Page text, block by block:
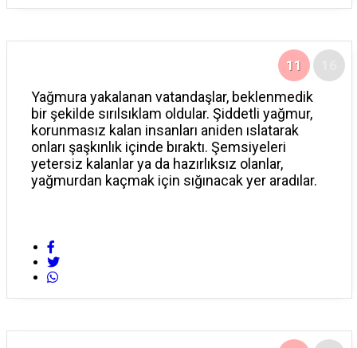
11
Yağmura yakalanan vatandaşlar, beklenmedik
bir şekilde sırılsıklam oldular. Şiddetli yağmur,
korunmasız kalan insanları aniden ıslatarak
onları şaşkınlık içinde bıraktı. Şemsiyeleri
yetersiz kalanlar ya da hazırlıksız olanlar,
yağmurdan kaçmak için sığınacak yer aradılar.